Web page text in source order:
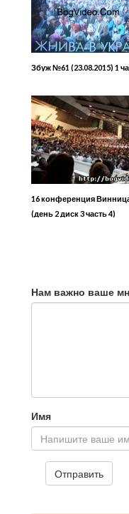
Збуж №61 (23.08.2015) 1
16 конференция
(день 2 диск 3 часть 4)
Нам важно ваше
Имя